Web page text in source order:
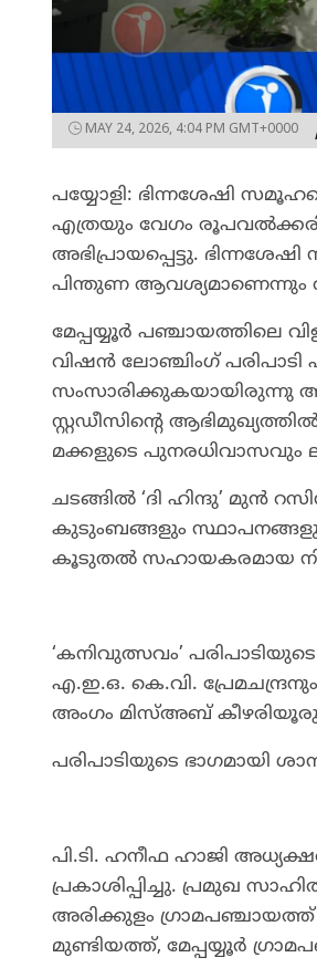
MAY 24, 2026, 4:04 PM GMT+0000
പയ്യോളി: ഭിന്നശേഷി
എത്രയും വേഗം
അഭിപ്രായപ്പെട്ടു.
പിന്തുണ ആവശ്യമാണെന്നും
മേപ്പയ്യൂർ പഞ്ചായത്തിലെ
വിഷൻ ലോഞ്ചിംഗ്
സംസാരിക്കുകയായിരുന്നു
സ്റ്റഡീസിന്റെ
മക്കളുടെ പുനരധിവാസവും
ചടങ്ങിൽ ‘ദി ഹിന്ദു’ മുൻ
കുടുംബങ്ങളും
കൂടുതൽ സഹായകരമായ
‘കനിവുത്സവം’
എ.ഇ.ഒ. കെ.വി.
അംഗം മിസ്അബ്
പരിപാടിയുടെ ഭാഗമായി
പി.ടി. ഹനീഫ ഹാജി
പ്രകാശിപ്പിച്ചു. പ്രമുഖ
അരിക്കുളം ഗ്രാമപഞ്ചായത്ത്
മുണ്ടിയത്ത്, മേപ്പയ്യൂർ